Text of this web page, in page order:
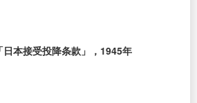
日本接受投降条款」，1945年